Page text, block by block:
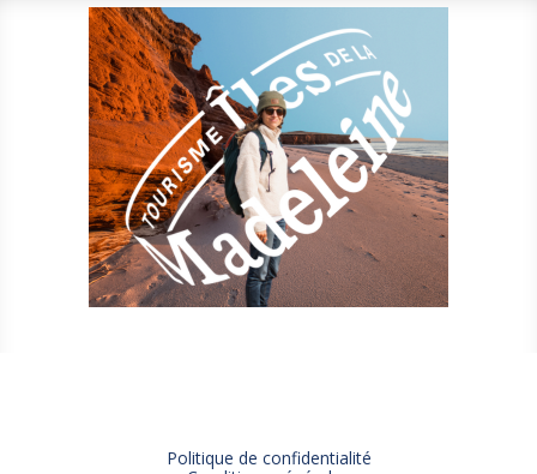
Politique de confidentialité